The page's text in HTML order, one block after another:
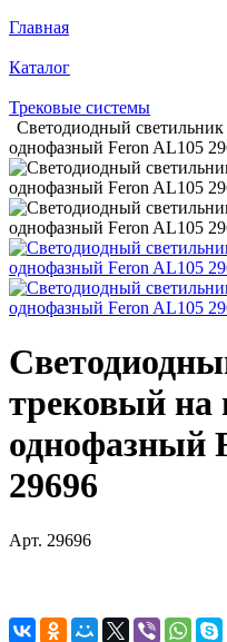
Главная
Каталог
Трековые системы
Светодиодный
однофазный Feron AL105
трековый на
однофазный
29696
Арт. 29696